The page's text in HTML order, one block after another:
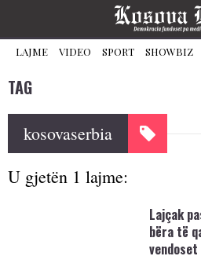
LAJME VIDEO SPORT SHOWBIZ
TAG
kosovaserbia
U gjetën 1 lajme:
Lajçak
bëra të